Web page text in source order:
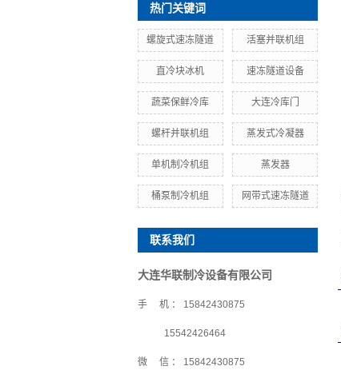
热门关键词
螺旋式速冻隧道 活塞并联机组
直冷块冰机 速冻隧道设备
蔬菜保鲜冷库 大连冷库门
螺杆并联机组 蒸发式冷凝器
单机制冷机组 蒸发器
桶泵制冷机组 网带式速冻隧道
联系我们
大连华联制冷设备有限公司
手 机 ： 15842430875
15542426464
微 信 ： 15842430875